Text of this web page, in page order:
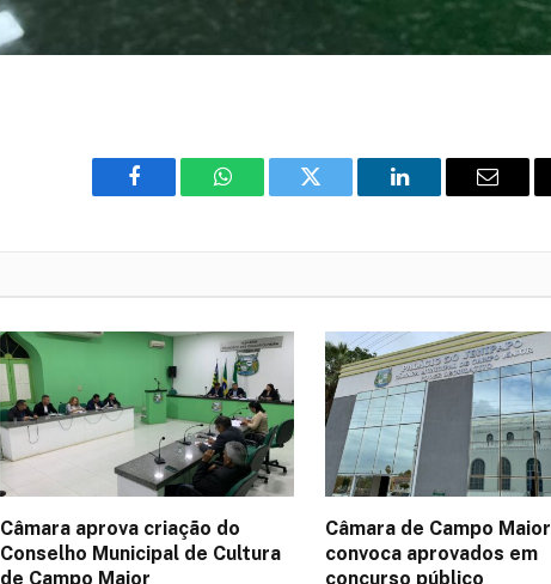
Facebook WhatsAppTwitter LinkedIn E-
Câmara aprova criação do
Conselho Municipal de Cultura
de Campo Maior
Câmara de Campo Maior
convoca aprovados em
concurso público